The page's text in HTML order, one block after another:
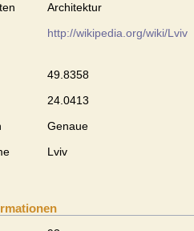
Architektur
http://wikipedia.org/wiki/Lviv
49.8358
24.0413
Genaue
Lviv